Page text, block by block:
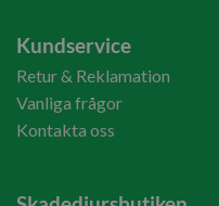
Kundservice
Retur & Reklamation
Vanliga frågor
Kontakta oss